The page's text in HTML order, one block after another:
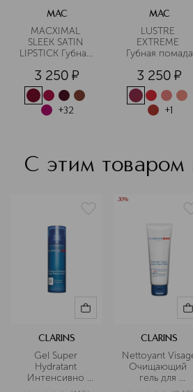
MAC
MACXIMAL
SLEEK SATIN
LIPSTICK Губная
3 250 ¤
+32
MAC
LUSTRE
EXTREME
Губная помада
3 250 ¤
+1
С этим товаром
CLARINS
Gel Super
Hydratant
Интенсивно
увлажняющий
-30%
CLARINS
Nettoyant
Очищающий
гель для
умывания для